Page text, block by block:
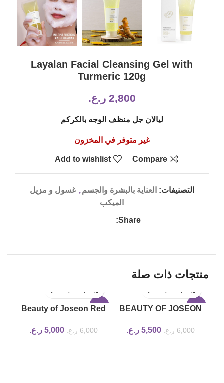
Layalan Facial Cleansing Gel with
Turmeric 120g
2,800 ر.ع.
ليالان جل منظف الوجه بالكركم
غير متوفر في المخزون
Compare
Add to wishlist
التصنيفات: العناية بالبشرة والجسم , غسول و مزيل
الميكب
Share:
منتجات ذات صلة
-8%
BEAUTY OF JOSEON
Balm
6,000 ر.ع. 5,500 ر.ع.
-17%
Beauty of Joseon Red
6,000 ر.ع. 5,000 ر.ع.